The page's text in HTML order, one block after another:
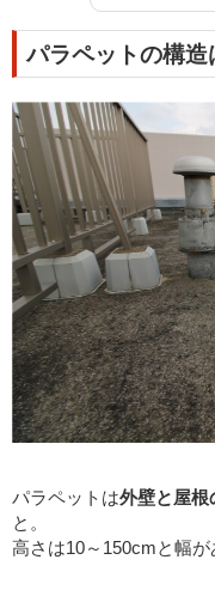
パラペットの構造
パラペットは外壁と屋根
と。
高さは10～150cmと幅が